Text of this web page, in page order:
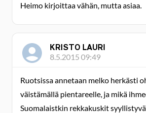
Heimo kirjoittaa vähän, mutta asiaa.
KRISTO LAURI
8.5.2015 09:49
Ruotsissa annetaan melko herkästi
väistämällä pientareelle, ja mikä
Suomalaistkin rekkakuskit